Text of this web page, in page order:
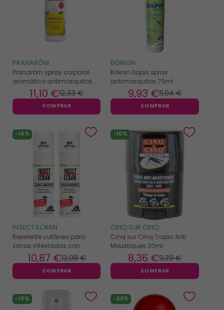
PRANARÔM
Pranarôm spray corporal
aromático antimosquitos
12,33 €
11,10 €
COMPRAR
BOIRON
Boiron Dapis spray
antimosquitos 75ml
11,04 €
9,93 €
COMPRAR
-10%
INSECT ECRAN
Repelente cutáneo para
zonas infestadas con
mosquitera Cooper envase
de 2x100ml
12,08 €
10,87 €
COMPRAR
-10%
CINQ SUR CINQ
Cinq sur Cinq Tropic Anti
Moustiques 20ml
9,29 €
8,36 €
COMPRAR
-10% -25%